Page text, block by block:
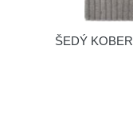
ŠEDÝ